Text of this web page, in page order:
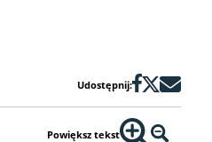
Udostępnij:
Powiększ tekst